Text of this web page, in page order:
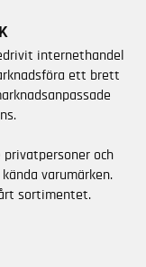
internethandel
ett brett
och
varumärken.
sortimentet.